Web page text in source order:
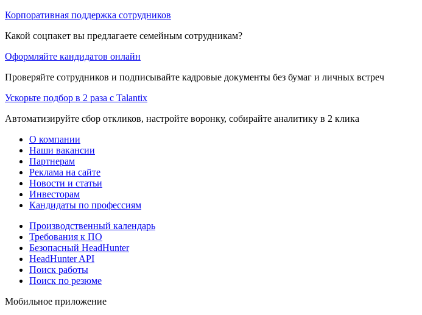
Корпоративная поддержка сотрудников
Какой соцпакет вы предлагаете семейным сотрудникам?
Оформляйте кандидатов онлайн
Проверяйте сотрудников и подписывайте кадровые документы без бумаг и личных встреч
Ускорьте подбор в 2 раза с Talantix
Автоматизируйте сбор откликов, настройте воронку, собирайте аналитику в 2 клика
О компании
Наши вакансии
Партнерам
Реклама на сайте
Новости и статьи
Инвесторам
Кандидаты по профессиям
Производственный календарь
Требования к ПО
Безопасный HeadHunter
HeadHunter API
Поиск работы
Поиск по резюме
Мобильное приложение